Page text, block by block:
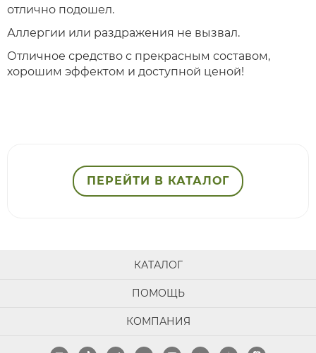
отлично подошел.
Аллергии или раздражения не вызвал.
Отличное средство с прекрасным составом,
хорошим эффектом и доступной ценой!
ПЕРЕЙТИ В КАТАЛОГ
КАТАЛОГ
ПОМОЩЬ
КОМПАНИЯ